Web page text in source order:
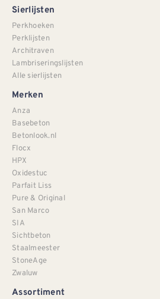
Sierlijsten
Perkhoeken
Perklijsten
Architraven
Lambriseringslijsten
Alle sierlijsten
Merken
Anza
Basebeton
Betonlook.nl
Flocx
HPX
Oxidestuc
Parfait Liss
Pure & Original
San Marco
SIA
Sichtbeton
Staalmeester
StoneAge
Zwaluw
Assortiment